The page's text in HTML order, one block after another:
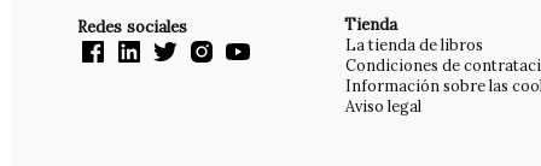
Redes sociales Tienda
La tienda de libros
Condiciones de
Información sobre las
Aviso legal